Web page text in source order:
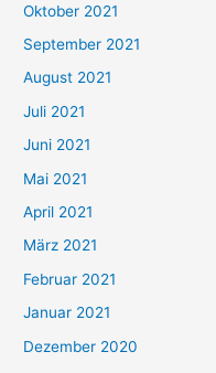
n
n
a
c
h
:
Oktober 2021
September 2021
August 2021
Juli 2021
Juni 2021
Mai 2021
April 2021
März 2021
Februar 2021
Januar 2021
Dezember 2020